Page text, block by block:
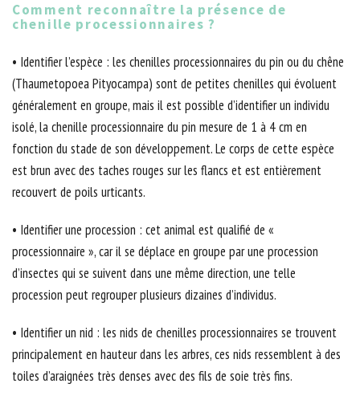
Comment reconnaître la présence de
chenille processionnaires ?
• Identifier l’espèce : les chenilles processionnaires du pin ou du chêne
(Thaumetopoea Pityocampa) sont de petites chenilles qui évoluent
généralement en groupe, mais il est possible d’identifier un individu
isolé, la chenille processionnaire du pin mesure de 1 à 4 cm en
fonction du stade de son développement. Le corps de cette espèce
est brun avec des taches rouges sur les flancs et est entièrement
recouvert de poils urticants.
• Identifier une procession : cet animal est qualifié de «
processionnaire », car il se déplace en groupe par une procession
d’insectes qui se suivent dans une même direction, une telle
procession peut regrouper plusieurs dizaines d’individus.
• Identifier un nid : les nids de chenilles processionnaires se trouvent
principalement en hauteur dans les arbres, ces nids ressemblent à des
toiles d’araignées très denses avec des fils de soie très fins.